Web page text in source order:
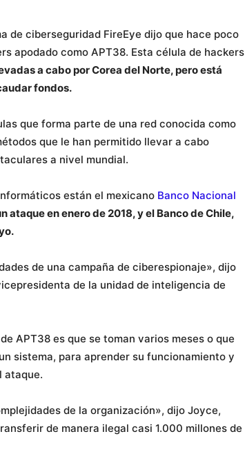
de ciberseguridad FireEye dijo que hace poco
apodado como APT38. Esta célula de hackers
a cabo por Corea del Norte, pero está
fondos.
que forma parte de una red conocida como
que le han permitido llevar a cabo
a nivel mundial.
están el mexicano Banco Nacional
ataque en enero de 2018, y el Banco de Chile,
de una campaña de ciberespionaje», dijo
de la unidad de inteligencia de
APT38 es que se toman varios meses o que
sistema, para aprender su funcionamiento y
ataque.
de la organización», dijo Joyce,
de manera ilegal casi 1.000 millones de